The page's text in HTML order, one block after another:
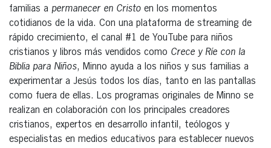
familias a permanecer en Cristo en los momentos
cotidianos de la vida. Con una plataforma de streaming de
rápido crecimiento, el canal #1 de YouTube para niños
cristianos y libros más vendidos como Crece y Ríe con la
Biblia para Niños, Minno ayuda a los niños y sus familias a
experimentar a Jesús todos los días, tanto en las pantallas
como fuera de ellas. Los programas originales de Minno se
realizan en colaboración con los principales creadores
cristianos, expertos en desarrollo infantil, teólogos y
especialistas en medios educativos para establecer nuevos